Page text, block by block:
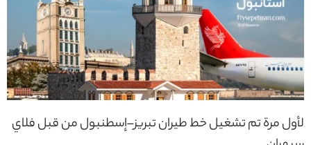
لأول مرة تم تشغيل خط طيران تبريز–إسطنبول من قبل فلاي